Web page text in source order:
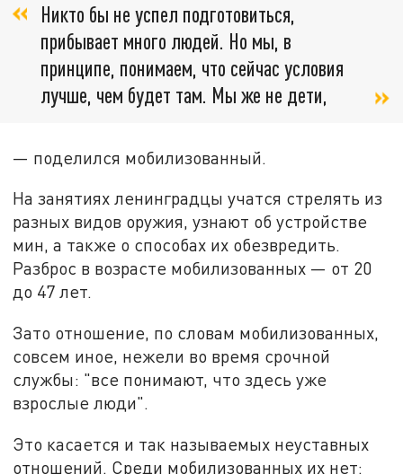
Никто бы не успел подготовиться,
прибывает много людей. Но мы, в
принципе, понимаем, что сейчас условия
лучше, чем будет там. Мы же не дети,
— поделился мобилизованный.
На занятиях ленинградцы учатся стрелять из
разных видов оружия, узнают об устройстве
мин, а также о способах их обезвредить.
Разброс в возрасте мобилизованных — от 20
до 47 лет.
Зато отношение, по словам мобилизованных,
совсем иное, нежели во время срочной
службы: "все понимают, что здесь уже
взрослые люди".
Это касается и так называемых неуставных
отношений. Среди мобилизованных их нет: